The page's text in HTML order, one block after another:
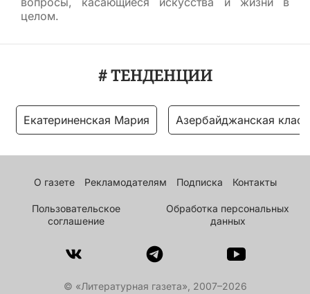
целом.
# ТЕНДЕНЦИИ
Екатериненская Мария Азербайджанская
О газете Рекламодателям Подписка Контакты
Пользовательское
соглашение
Обработка персональных
данных
© «Литературная газета», 2007–2026